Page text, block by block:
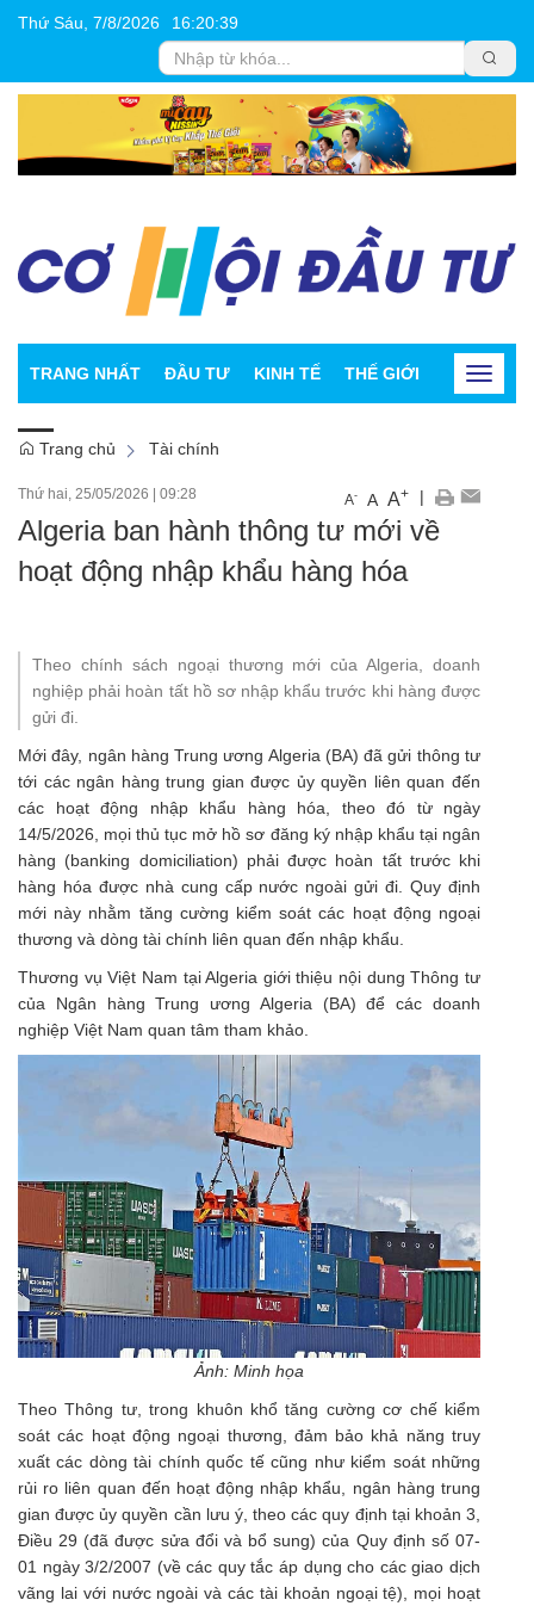
Thứ Sáu, 7/8/2026 16:20:39
TRANG NHẤT ĐẦU TƯ KINH TẾ THẾ GIỚI CHỨNG
Toggle
Trang chủ Tài chính
Thứ hai, 25/05/2026 | 09:28 A- A A+ |
Algeria ban hành thông tư mới về
hoạt động nhập khẩu hàng hóa
Theo chính sách ngoại thương mới của Algeria, doanh
nghiệp phải hoàn tất hồ sơ nhập khẩu trước khi hàng được
gửi đi.
Mới đây, ngân hàng Trung ương Algeria (BA) đã gửi thông tư
tới các ngân hàng trung gian được ủy quyền liên quan đến
các hoạt động nhập khẩu hàng hóa, theo đó từ ngày
14/5/2026, mọi thủ tục mở hồ sơ đăng ký nhập khẩu tại ngân
hàng (banking domiciliation) phải được hoàn tất trước khi
hàng hóa được nhà cung cấp nước ngoài gửi đi. Quy định
mới này nhằm tăng cường kiểm soát các hoạt động ngoại
thương và dòng tài chính liên quan đến nhập khẩu.
Thương vụ Việt Nam tại Algeria giới thiệu nội dung Thông tư
của Ngân hàng Trung ương Algeria (BA) để các doanh
nghiệp Việt Nam quan tâm tham khảo.
Ảnh: Minh họa
Theo Thông tư, trong khuôn khổ tăng cường cơ chế kiểm
soát các hoạt động ngoại thương, đảm bảo khả năng truy
xuất các dòng tài chính quốc tế cũng như kiểm soát những
rủi ro liên quan đến hoạt động nhập khẩu, ngân hàng trung
gian được ủy quyền cần lưu ý, theo các quy định tại khoản 3,
Điều 29 (đã được sửa đổi và bổ sung) của Quy định số 07-
01 ngày 3/2/2007 (về các quy tắc áp dụng cho các giao dịch
vãng lai với nước ngoài và các tài khoản ngoại tệ), mọi hoạt